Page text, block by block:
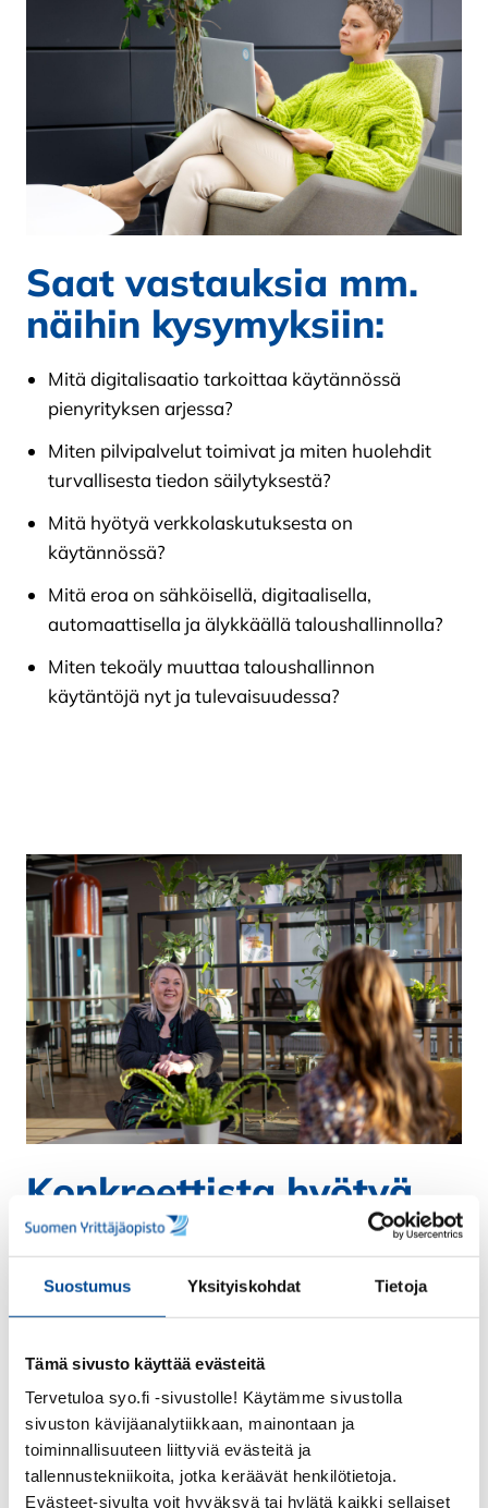
Suostumus Yksityiskohdat Tietoja
Tämä sivusto käyttää evästeitä
Tervetuloa syo.fi -sivustolle! Käytämme sivustolla
sivuston kävijäanalytiikkaan, mainontaan ja
toiminnallisuuteen liittyviä evästeitä ja
tallennustekniikoita, jotka keräävät henkilötietoja.
Evästeet-sivulta voit hyväksyä tai hylätä kaikki sellaiset
Saat vastauksia mm.
näihin kysymyksiin:
Mitä digitalisaatio tarkoittaa käytännössä
pienyrityksen arjessa?
Miten pilvipalvelut toimivat ja miten huolehdit
turvallisesta tiedon säilytyksestä?
Mitä hyötyä verkkolaskutuksesta on
käytännössä?
Mitä eroa on sähköisellä, digitaalisella,
automaattisella ja älykkäällä taloushallinnolla?
Miten tekoäly muuttaa taloushallinnon
käytäntöjä nyt ja tulevaisuudessa?
Konkreettista hyötyä
arkeen
Käymme asiat läpi selkeällä ja ymmärrettävällä
tavalla, käytännön esimerkkien kautta. Tavoitteena
lähteä liikkeelle omassa yrityksessäsi.
Saat:
selkeän kokonaiskuvan digitalisaation
mahdollisuuksista